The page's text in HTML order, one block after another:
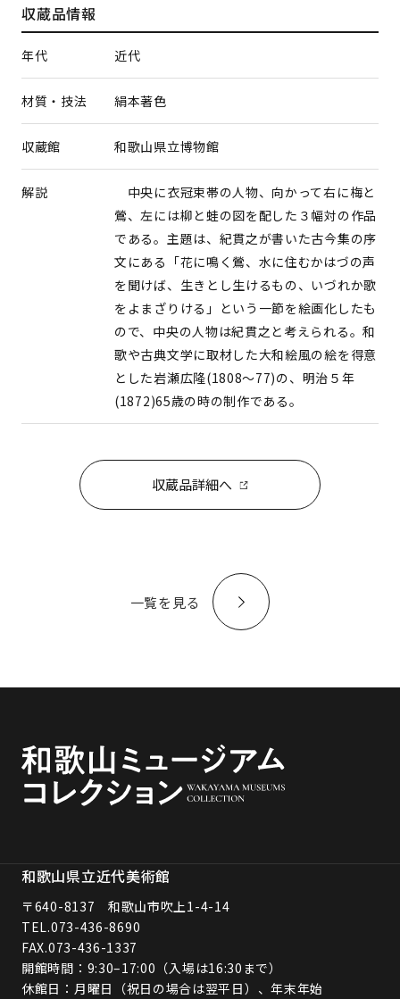
収蔵品情報
年代 近代
材質・技法 絹本著色
収蔵館 和歌山県立博物館
解説
中央に衣冠束帯の人物、向かって右に梅と
鶯、左には柳と蛙の図を配した３幅対の作品
である。主題は、紀貫之が書いた古今集の序
文にある「花に鳴く鶯、水に住むかはづの声
を聞けば、生きとし生けるもの、いづれか歌
をよまざりける」という一節を絵画化したも
ので、中央の人物は紀貫之と考えられる。和
歌や古典文学に取材した大和絵風の絵を得意
とした岩瀬広隆(1808～77)の、明治５年
(1872)65歳の時の制作である。
収蔵品詳細へ
一覧を見る
和歌山県立近代美術館
〒640-8137 和歌山市吹上1-4-14
TEL.073-436-8690
FAX.073-436-1337
開館時間：9:30–17:00（入場は16:30まで）
休館日：月曜日（祝日の場合は翌平日）、年末年始